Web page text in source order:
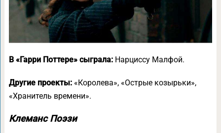
В «Гарри Поттере» сыграла:Нарциссу Малфой.
Другие проекты:«Королева», «Острые козырьки»,
«Хранитель времени».
Клеманс Поэзи